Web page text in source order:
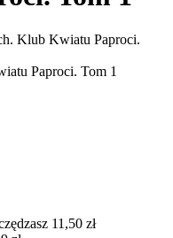
Paproci. Tom 1
11,50 zł